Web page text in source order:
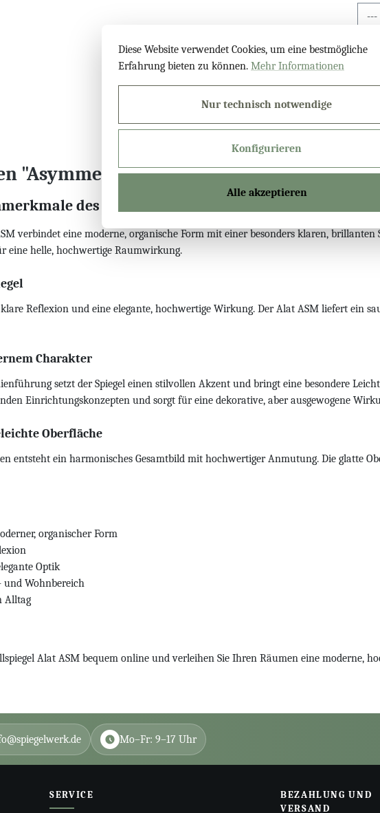
"Asymmetrischer Kristallspiegel Alat
des Modells Alat ASM
verbindet eine moderne, organische Form mit einer besonders klaren,
eine helle, hochwertige Raumwirkung.
Reflexion und eine elegante, hochwertige Wirkung. Der Alat ASM liefert ein
Charakter
setzt der Spiegel einen stilvollen Akzent und bringt eine besondere
Einrichtungskonzepten und sorgt für eine dekorative, aber ausgewogene
Oberfläche
entsteht ein harmonisches Gesamtbild mit hochwertiger Anmutung. Die glatte
organischer Form
Optik
und Wohnbereich
Alltag
Alat ASM bequem online und verleihen Sie Ihren Räumen eine moderne,
Mo–Fr: 9–17 Uhr
SERVICE
BEZAHLUNG UND
VERSAND
Diese Website verwendet Cookies, um eine bestmögliche
Erfahrung bieten zu können. Mehr Informationen
Nur technisch notwendige
Konfigurieren
Alle akzeptieren